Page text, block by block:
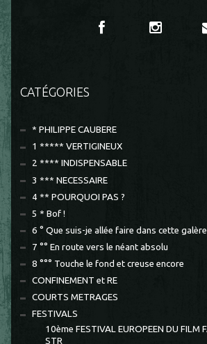
CATÉGORIES
* PHILIPPE CAUBERE
1 ***** VERTIGINEUX
2 **** INDISPENSABLE
3 *** NECESSAIRE
4 ** POURQUOI PAS ?
5 * Bof !
6 ° Que suis-je allée faire dans cette galère
7 °° En route vers le néant absolu
8 °°° Touche le fond et creuse encore
CONFINEMENT et RE
COURTS METRAGES
FESTIVALS
10ème FESTIVAL EUROPEEN DU FILM
STR